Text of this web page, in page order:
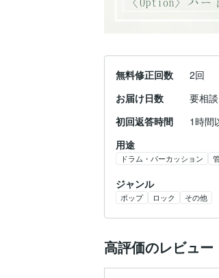
無料修正回数
2回
お届け日数
要相談
初回返答時間
1時間
用途
ドラム・パーカッション
ジャンル
ポップ ロック その他
高評価のレビュー